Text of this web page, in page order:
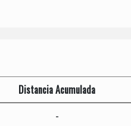
Distancia Acumulada
-